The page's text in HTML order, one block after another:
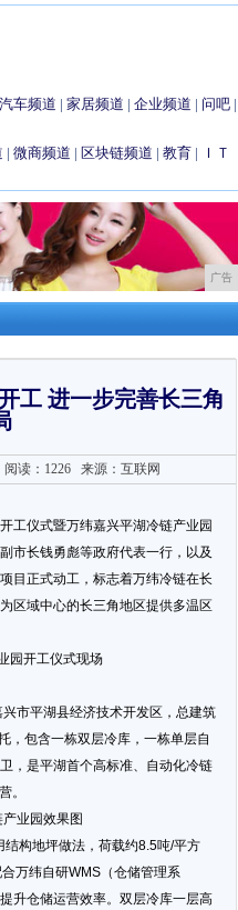
汽车频道 | 家居频道 | 企业频道 | 问吧 |
| 微商频道 | 区块链频道 | 教育 |
ＩＴ
广告
工 进一步完善长三角
阅读：1226来源：互联网
工仪式暨万纬嘉兴平湖冷链产业园
市长钱勇彪等政府代表一行，以及
目正式动工，标志着万纬冷链在长
区域中心的长三角地区提供多温区
园开工仪式现场
市平湖县经济技术开发区，总建筑
，包含一栋双层冷库，一栋单层自
，是平湖首个高标准、自动化冷链
。
业园效果图
构地坪做法，荷载约8.5吨/平方
万纬自研WMS（仓储管理系
升仓储运营效率。双层冷库一层高